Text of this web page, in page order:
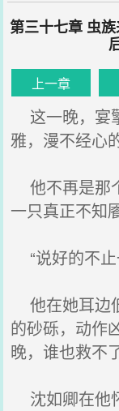
第三十七章 虫
上一章
这一晚，宴
雅，漫不经心
他不再是那
一只真正不知
“说好的不
他在她耳边
的砂砾，动作
晚，谁也救不
沈如卿在他